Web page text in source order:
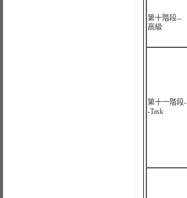
第十階段--
高級
第十一階段-
-Task